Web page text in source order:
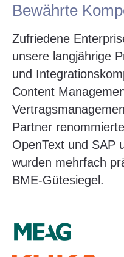
Bewährte
Zufriedene
unsere langjährige
und
Content
Partner
OpenText und SAP
wurden mehrfach
BME-Gütesiegel.